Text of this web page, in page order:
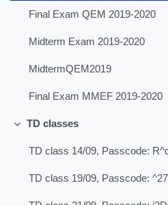
Final Exam QEM 2019-2020
Midterm Exam 2019-2020
MidtermQEM2019
Final Exam MMEF 2019-2020
Replier
TD classes